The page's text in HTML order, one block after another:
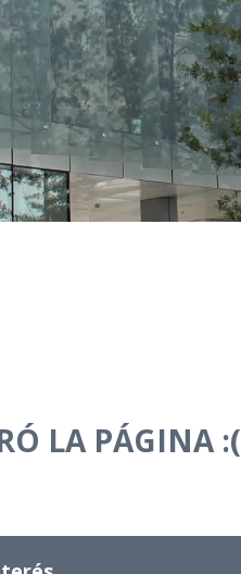
LA PÁGINA :(